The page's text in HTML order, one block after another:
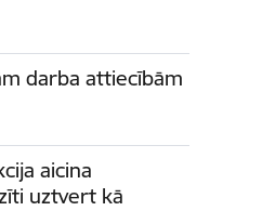
darba attiecībām
aicina
uztvert kā